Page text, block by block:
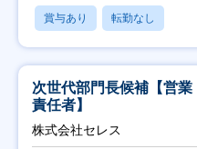
賞与あり 転勤なし
次世代部門長候補【営
責任者】
株式会社セレス